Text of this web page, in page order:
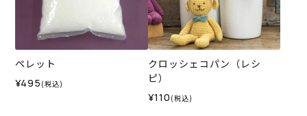
ペレット
¥495 (税込)
クロッシェコパン（レシ
ピ）
¥110 (税込)